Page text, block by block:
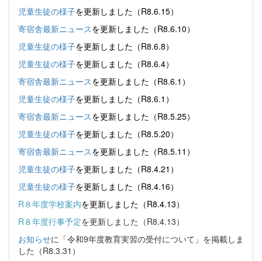
児童生徒の様子を更新しました（R8.6.15）
寄宿舎最新ニュースを更新しました（R8.6.10）
児童生徒の様子を更新しました（R8.6.8）
児童生徒の様子を更新しました（R8.6.4）
寄宿舎最新ニュースを更新しました（R8.6.1）
児童生徒の様子を更新しました（R8.6.1）
寄宿舎最新ニュースを更新しました（R8.5.25）
児童生徒の様子を更新しました（R8.5.20）
寄宿舎最新ニュースを更新しました（R8.5.11）
児童生徒の様子を更新しました（R8.4.21）
児童生徒の様子を更新しました（R8.4.16）
R８年度学校案内を更新しました（R8.4.13）
R８年度行事予定を更新しました（R8.4.13）
お知らせに「令和9年度教育実習の受付について」を掲載しま
した（R8.3.31）